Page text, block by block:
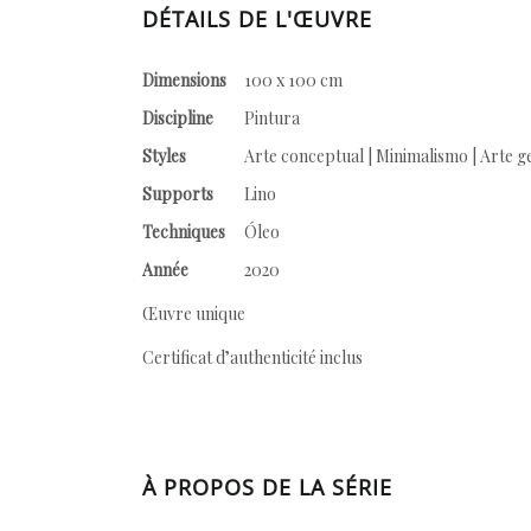
DÉTAILS DE L'ŒUVRE
Dimensions
100 x 100 cm
Discipline
Pintura
Styles
Arte conceptual | Minimalismo | Arte
Supports
Lino
Techniques
Óleo
Année
2020
Œuvre unique
Certificat d’authenticité inclus
À PROPOS DE LA SÉRIE